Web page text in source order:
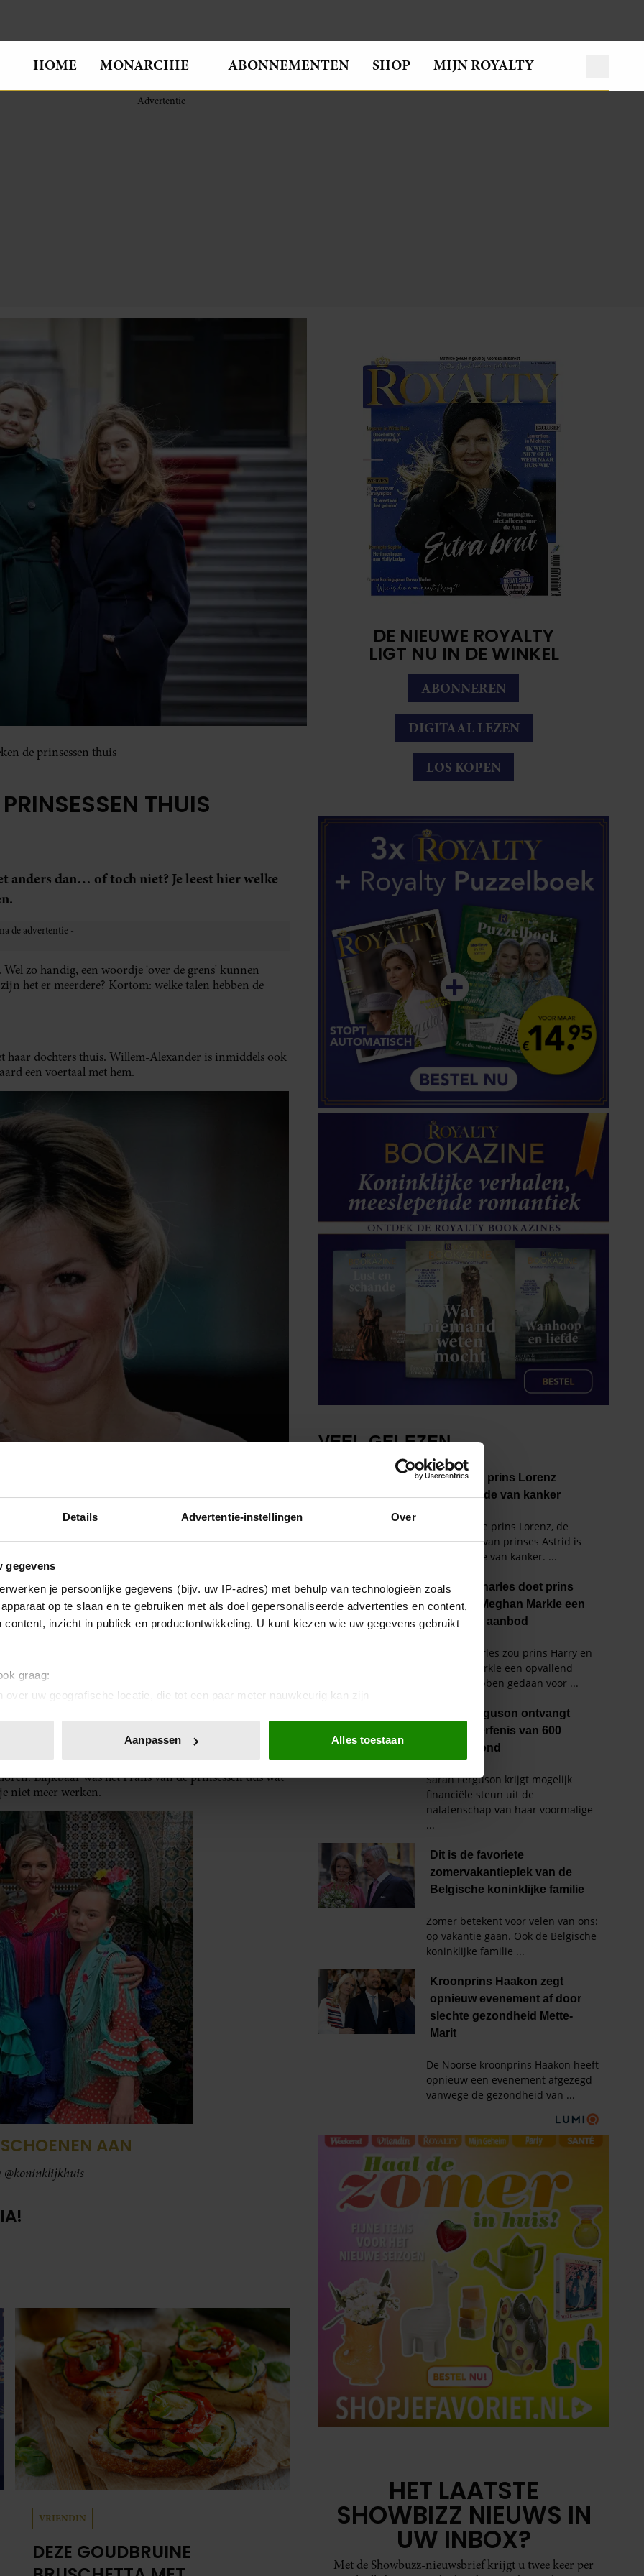
Details Advertentie-instellingen Over
gegevens
je persoonlijke gegevens (bijv. uw IP-adres) met behulp van technologieën zoals
op te slaan en te gebruiken met als doel gepersonaliseerde advertenties en content,
content, inzicht in publiek en productontwikkeling. U kunt kiezen wie uw gegevens gebruikt
graag:
over uw geografische locatie, die tot een paar meter nauwkeurig kan zijn
door het actief te scannen op specifieke eigenschappen (fingerprinting)
of intrekken in de Cookieverklaring.
en advertenties te personaliseren, om functies voor social media te bieden en om ons
Ook delen we informatie over uw gebruik van onze site met onze partners voor social
Deze partners kunnen deze gegevens combineren met andere informatie die u aan ze heeft
op basis van uw gebruik van hun services. U gaat akkoord met onze cookies als u
Aanpassen Alles toestaan
HOME MONARCHIE ABONNEMENTEN SHOP MIJN ROYALTY
de prinsessen thuis
THUIS
dan… of toch niet? Je leest hier welke
zo handig, een woordje ‘over de grens’ kunnen
het er meerdere? Kortom: welke talen hebben de
haar dochters thuis. Willem-Alexander is inmiddels ook
een voertaal met hem.
MARY VAN DENEMARKEN
prinsessen zijn dus ondergedompeld in
weerSpaans. Je werd er gek van”, om eraan toe te
en ze nu blij is dat ze zich verstaanbaar kan
koninkrijk zorgde natuurlijk voor een nog betere
VAN DE NEDERLANDSE TAAL
Blijkbaar was het Frans van de prinsessen dus wat
niet meer werken.
AAN
@koninklijkhuis
VRIENDIN
DEZE GOUDBRUINE
DE NIEUWE ROYALTY
LIGT NU IN DE WINKEL
ABONNEREN
DIGITAAL LEZEN
LOS KOPEN
HET LAATSTE
SHOWBIZZ NIEUWS IN
UW INBOX?
Met de Showbuzz-nieuwsbrief krijgt u twee keer per